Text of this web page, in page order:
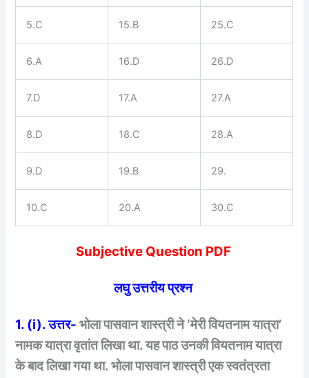
5.C 15.B 25.C
6.A 16.D 26.D
7.D 17.A 27.A
8.D 18.C 28.A
9.D 19.B 29.
10.C 20.A 30.C
Subjective Question PDF
लघु उत्तरीय प्रश्न
1. (i). उत्तर- भोला पासवान शास्त्री ने ‘मेरी वियतनाम यात्रा’
नामक यात्रा वृतांत लिखा था. यह पाठ उनकी वियतनाम यात्रा
के बाद लिखा गया था. भोला पासवान शास्त्री एक स्वतंत्रता